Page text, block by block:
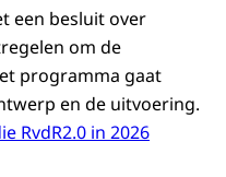
een besluit over
om de
programma gaat
en de uitvoering.
RvdR2.0 in 2026